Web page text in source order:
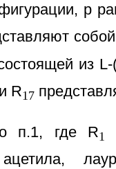
p
из
R17
п.1, где R1